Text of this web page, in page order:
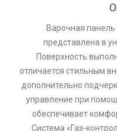
Варочная панель
представлена в
Поверхность
отличается стильным
дополнительно
управление при
обеспечивает
Система «Газ-